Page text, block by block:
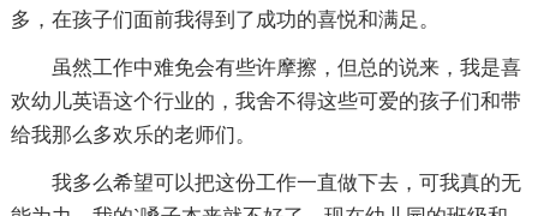
多，在孩子们面前我得到了成功的喜悦和满足。
虽然工作中难免会有些许摩擦，但总的说来，我是喜
欢幼儿英语这个行业的，我舍不得这些可爱的孩子们和带
给我那么多欢乐的老师们。
我多么希望可以把这份工作一直做下去，可我真的无